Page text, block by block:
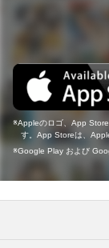
Appleのロゴ、App
す。App Storeは、
Google Play および